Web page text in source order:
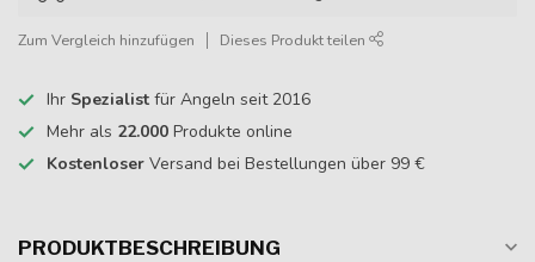
Zum Vergleich hinzufügen Dieses Produkt teilen
Ihr Spezialist für Angeln seit 2016
Mehr als 22.000 Produkte online
Kostenloser Versand bei Bestellungen über 99 €
PRODUKTBESCHREIBUNG